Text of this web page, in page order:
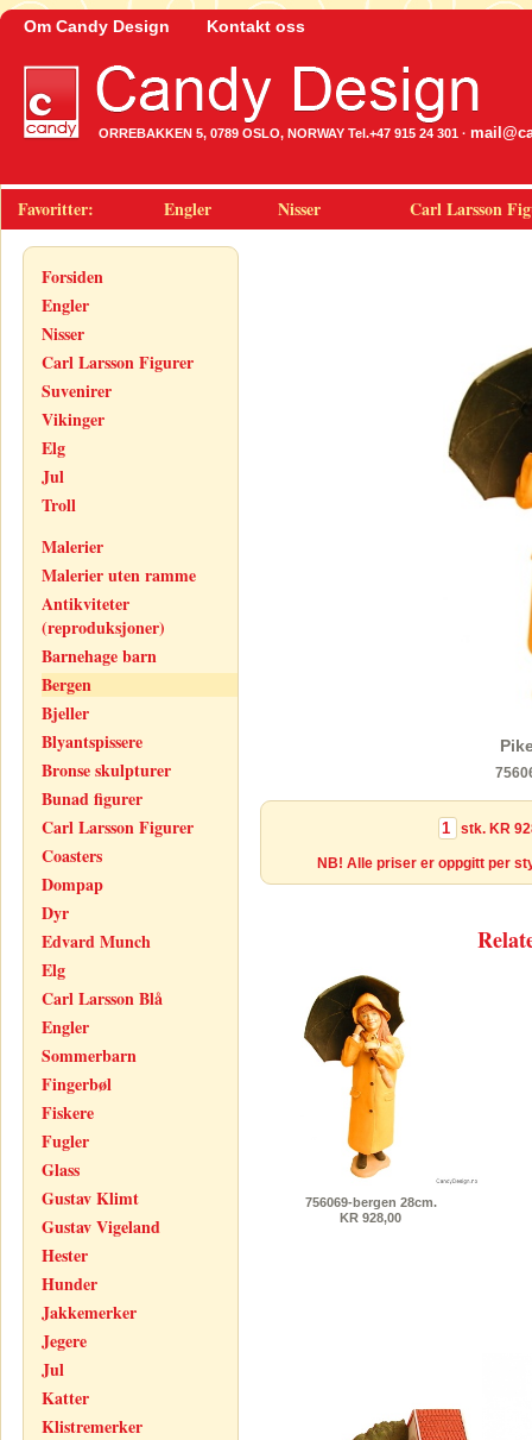
Om Candy Design Kontakt oss
ORREBAKKEN 5, 0789 OSLO, NORWAY Tel.+47 915 24 301 ·
Favoritter: Engler Nisser Carl Larsson
Forsiden
Engler
Nisser
Carl Larsson Figurer
Suvenirer
Vikinger
Elg
Jul
Troll
Malerier
Malerier uten ramme
Antikviteter
(reproduksjoner)
Barnehage barn
Bergen
Bjeller
Blyantspissere
Bronse skulpturer
Bunad figurer
Carl Larsson Figurer
Coasters
Dompap
Dyr
Edvard Munch
Elg
Carl Larsson Blå
Engler
Sommerbarn
Fingerbøl
Fiskere
Fugler
Glass
Gustav Klimt
Gustav Vigeland
Hester
Hunder
Jakkemerker
Jegere
Jul
Katter
Klistremerker
stk. KR
NB! Alle priser er oppgitt per
756069-bergen 28cm.
KR 928,00